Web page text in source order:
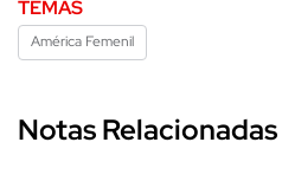
TEMAS
América Femenil
Notas Relacionadas